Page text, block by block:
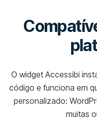
O widget Accessibi
código e funciona em
personalizado:
muitas